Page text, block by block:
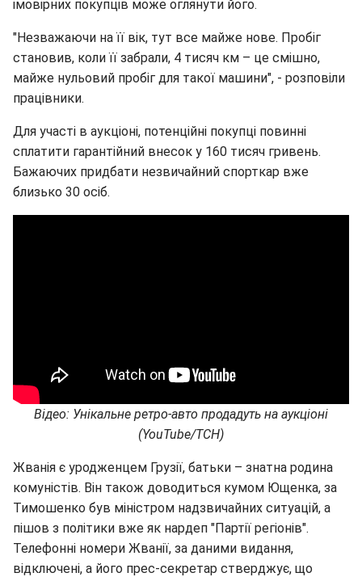
імовірних покупців може оглянути його.
"Незважаючи на її вік, тут все майже нове. Пробіг
становив, коли її забрали, 4 тисяч км – це смішно,
майже нульовий пробіг для такої машини", - розповіли
працівники.
Для участі в аукціоні, потенційні покупці повинні
сплатити гарантійний внесок у 160 тисяч гривень.
Бажаючих придбати незвичайний спорткар вже
близько 30 осіб.
Відео: Унікальне ретро-авто продадуть на аукціоні
(YouTube/ТСН)
Жванія є уродженцем Грузії, батьки – знатна родина
комуністів. Він також доводиться кумом Ющенка, за
Тимошенко був міністром надзвичайних ситуацій, а
пішов з політики вже як нардеп "Партії регіонів".
Телефонні номери Жванії, за даними видання,
відключені, а його прес-секретар стверджує, що